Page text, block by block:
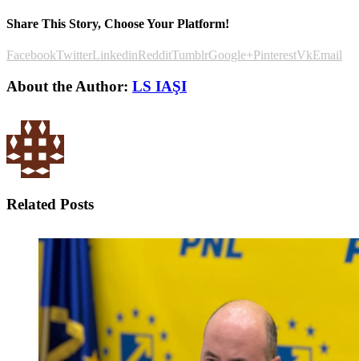
Share This Story, Choose Your Platform!
FacebookTwitterLinkedinRedditTumblrGoogle+PinterestVkEmail
About the Author: LS IAŞI
Related Posts